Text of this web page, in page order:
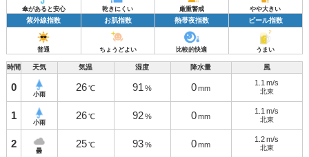
傘があると安心 乾きにくい 厳重警戒 やや大きい
紫外線指数 お肌指数 熱帯夜指数 ビール指数
普通 ちょうどよい 比較的快適 うまい
時間 天気 気温 湿度 降水量 風
0
小雨
26 ℃ 91 % 0 mm
1.1 m/s
北東
1
小雨
26 ℃ 92 % 0 mm
1.1 m/s
北東
2
曇
25 ℃ 93 % 0 mm
1.2 m/s
北東